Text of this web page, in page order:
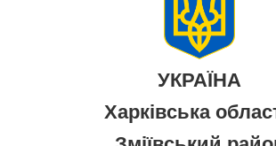
УКРАЇНА
Харківська